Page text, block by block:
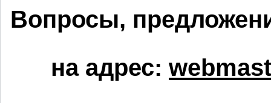
Вопросы,
на адрес: